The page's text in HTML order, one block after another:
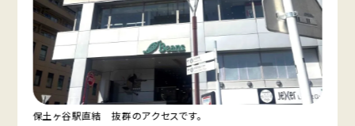
保土ヶ谷駅直結 抜群のアクセスです。